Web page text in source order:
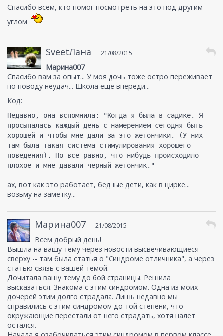
Спасибо всем, кто помог посмотреть на это под другим
углом
SveetЛана 21/08/2015
Марина007
Спасибо вам за опыт... У моя дочь тоже остро переживает
по поводу неудач... Школа еще впереди...
Код:
Недавно, она вспомнила: "Когда я была в садике. Я
просыпалась каждый день с намерением сегодня быть
хорошей и чтобы мне дали за это жетончики. (У них
там была такая система стимулирования хорошего
поведения). Но все равно, что-нибудь происходило
плохое и мне давали черный жетончик."
ах, вот как это работает, бедные дети, как в цирке...
возьму на заметку...
Марина007 21/08/2015
Всем добрый день!
Вышла на вашу тему через новости высвечивающиеся
сверху -- там была статья о "Синдроме отличника", а через
статью связь с вашей темой.
Дочитала вашу тему до 6ой страницы. Решила
высказаться. Знакома с этим синдромом. Одна из моих
дочерей этим долго страдала. Лишь недавно мы
справились с этим синдромом до той степени, что
окружающие перестали от него страдать, хотя налет
остался.